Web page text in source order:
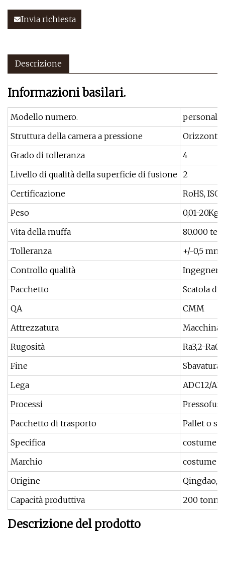
Invia richiesta
Descrizione
Informazioni basilari.
Modello numero.
Struttura della camera a pressione
Grado di tolleranza
4
Livello di qualità della superficie di fusione 2
Certificazione
RoHS, ISO
Peso
0,01-20Kg
Vita della muffa
80.000
Tolleranza
+/-0,5 mm
Controllo qualità
Pacchetto
Scatola di
QA
CMM
Attrezzatura
Macchina
Rugosità
Ra3,2-Ra0,8
Fine
Lega
ADC12/
Processi
Pacchetto di trasporto
Pallet o
Specifica
costume
Marchio
costume
Origine
Qingdao,
Capacità produttiva
200
Descrizione del prodotto